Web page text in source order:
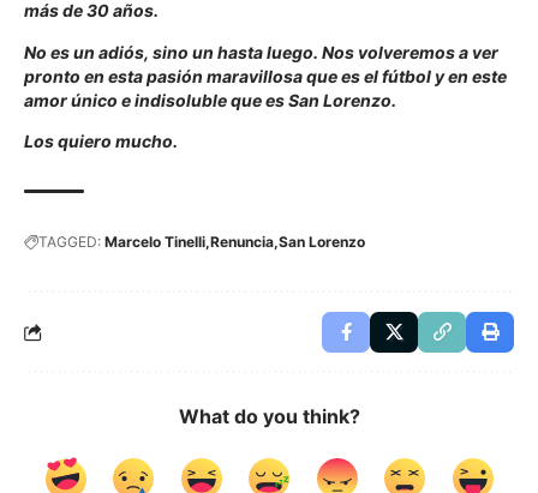
más de 30 años.
No es un adiós, sino un hasta luego. Nos volveremos a ver
pronto en esta pasión maravillosa que es el fútbol y en este
amor único e indisoluble que es San Lorenzo.
Los quiero mucho.
TAGGED: Marcelo Tinelli Renuncia San Lorenzo
What do you think?